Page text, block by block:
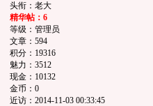
头衔：老大
精华帖：6
等级：管理员
文章：594
积分：19316
魅力：3512
现金：10132
金币：0
近访：2014-11-03 00:33:45